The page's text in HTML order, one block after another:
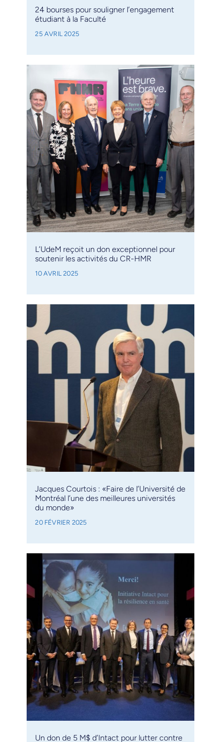
24 bourses pour souligner l’engagement
étudiant à la Faculté
25 AVRIL 2025
L’UdeM reçoit un don exceptionnel pour
soutenir les activités du CR-HMR
10 AVRIL 2025
Jacques Courtois : «Faire de l’Université de
Montréal l’une des meilleures universités
du monde»
20 FÉVRIER 2025
Un don de 5 M$ d’Intact pour lutter contre